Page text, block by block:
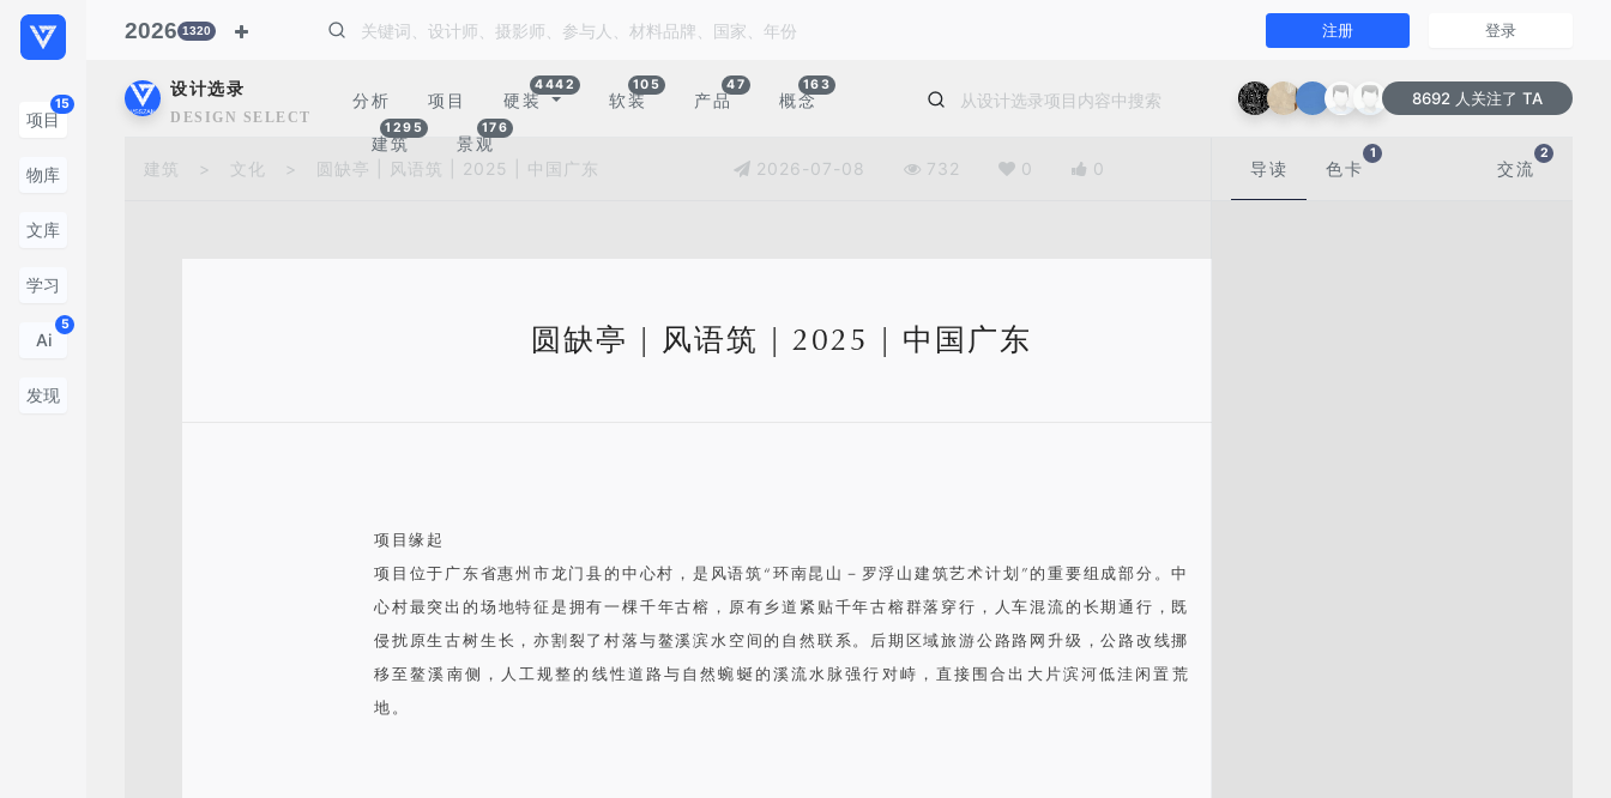
项目
15
物库
文库
学习
Ai
5
发现
2026 1320 注册 登录
设计选录
DESIGN SELECTION
分析 项目 硬装
4442
软装
105
产品
47
概念
163
建筑
1295
景观
176
8692 人关注了 TA
建筑 > 文化 > 圆缺亭 | 风语筑 | 2025 | 中国广东 2026-07-08 732 0 0
圆缺亭 | 风语筑 | 2025 | 中国广东
项目缘起
项目位于广东省惠州市龙门县的中心村，是风语筑“环南昆山－罗浮山建筑艺术计划”的重要组成部分。中
心村最突出的场地特征是拥有一棵千年古榕，原有乡道紧贴千年古榕群落穿行，人车混流的长期通行，既
侵扰原生古树生长，亦割裂了村落与鳌溪滨水空间的自然联系。后期区域旅游公路路网升级，公路改线挪
移至鳌溪南侧，人工规整的线性道路与自然蜿蜒的溪流水脉强行对峙，直接围合出大片滨河低洼闲置荒
地。
导读 色卡
1
交流
2